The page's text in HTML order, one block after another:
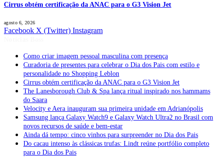
Cirrus obtém certificação da ANAC para o G3 Vision Jet
agosto 6, 2026
Facebook X (Twitter) Instagram
Como criar imagem pessoal masculina com presença
Curadoria de presentes para celebrar o Dia dos Pais com estilo e
personalidade no Shopping Leblon
Cirrus obtém certificação da ANAC para o G3 Vision Jet
The Lanesborough Club & Spa lança ritual inspirado nos hammams
do Saara
Velocity e Aera inauguram sua primeira unidade em Adrianópolis
Samsung lança Galaxy Watch9 e Galaxy Watch Ultra2 no Brasil com
novos recursos de saúde e bem-estar
Ainda dá tempo: cinco vinhos para surpreender no Dia dos Pais
Do cacau intenso às clássicas trufas: Lindt reúne portfólio completo
para o Dia dos Pais